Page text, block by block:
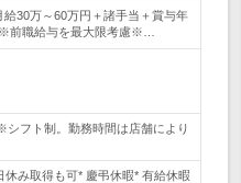
給30万～60万円＋諸手当＋賞与年
前職給与を最大限考慮※…
フト制。勤務時間は店舗により
み取得も可* 慶弔休暇* 有給休暇